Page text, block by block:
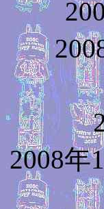
2008年